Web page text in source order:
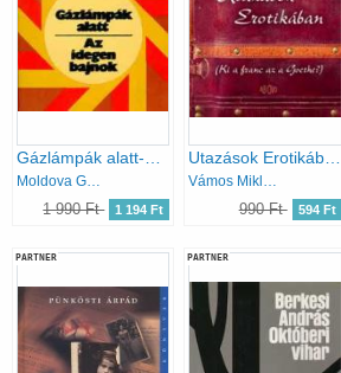
Gázlámpák alatt-Az idegen bajnok
Moldova György
1 990 Ft 1 194 Ft
Utazások Erotikában (Ki a franc az a Goethe?)
Vámos Miklós
990 Ft 594 Ft
PARTNER PARTNER